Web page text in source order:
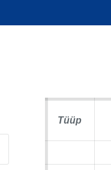
Tüüp